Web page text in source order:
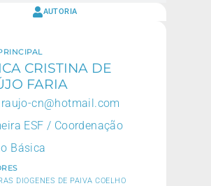
AUTORIA
CRISTINA DE
FARIA
cn@hotmail.com
ESF / Coordenação
Básica
DIOGENES DE PAIVA COELHO